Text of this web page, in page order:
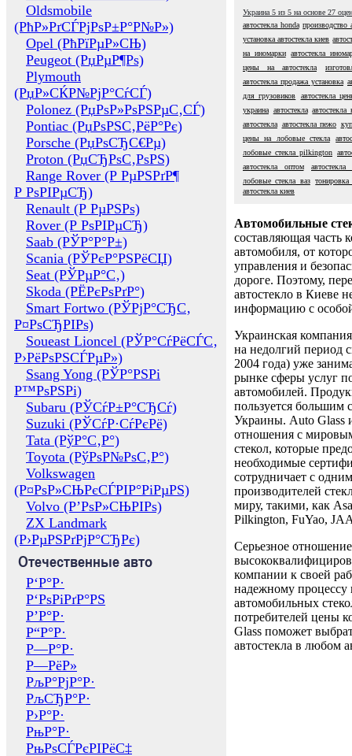
Oldsmobile
(РћР»РґСЃРјРѕР±Р°Р№Р»)
Opel (РћРїРµР»СЊ)
Peugeot (РџРµР¶Рѕ)
Plymouth
(РџР»СЌР№РјР°СѓСЃ)
Polonez (РџРѕР»РѕРЅРµС‚СЃ)
Pontiac (РџРѕРЅС‚РёР°Рє)
Porsche (РџРѕСЂС€Рµ)
Proton (РџСЂРѕС‚РѕРЅ)
Range Rover (Р РµРЅРґР¶
Р РѕРІРµСЂ)
Renault (Р РµРЅРѕ)
Rover (Р РѕРІРµСЂ)
Saab (РЎР°Р°Р±)
Scania (РЎРєР°РЅРёСЏ)
Seat (РЎРµР°С‚)
Skoda (РЁРєРѕРґР°)
Smart Fortwo (РЎРјР°СЂС‚
Р¤РѕСЂРІРѕ)
Soueast Lioncel (РЎР°СѓРёСЃС‚
Р›РёРѕРЅСЃРµР»)
Ssang Yong (РЎР°РЅРі
Р™РѕРЅРі)
Subaru (РЎСѓР±Р°СЂСѓ)
Suzuki (РЎСѓР·СѓРєРё)
Tata (РўР°С‚Р°)
Toyota (РўРѕР№РѕС‚Р°)
Volkswagen
(Р¤РѕР»СЊРєСЃРІР°РіРµРЅ)
Volvo (Р’РѕР»СЊРІРѕ)
ZX Landmark
(Р›РµРЅРґРјР°СЂРє)
Отечественные авто
Р‘Р°Р·
Р‘РѕРіРґР°РЅ
Р’Р°Р·
Р“Р°Р·
Р—Р°Р·
Р—РёР»
РљР°РјР°Р·
РљСЂР°Р·
Р›Р°Р·
РњР°Р·
РњРѕСЃРєРІРёС‡
Украина 5 из 5 на основе 27
автостекла honda производство
установка автостекла киев
на иномарки
автостекла
цены на автостекла
автостекла продажа установка
для грузовиков
автостекла
украина автостекла автостекла
автостекла автостекла пежо
цены на лобовые стекла
лобовые стекла pilkington
автостекла оптом
лобовые стекла ваз тонировка
автостекла киев
Автомобильные
составляющая часть
автомобиля, от
управления и
дороге. Поэтому,
автостекло в Киеве
информацию с
Украинская
на недолгий период
2004 года) уже
рынке сферы услуг
автомобилей.
пользуется большим
Украины. Auto Glass
отношения с
стекол, которые
необходимые
сотрудничает с
производителей
миру, такими, как
Pilkington, FuYao,
Серьезное отношение
компании к своей
надежному процессу
автомобильных
потребителей цены
Glass поможет
автостекла в любом